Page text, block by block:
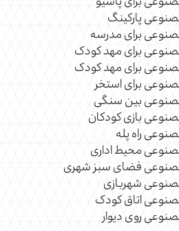
پارکینگ
برای مدرسه
برای مهد کودک
برای مهد کودک
برای استخر
بین سنگی
بازی کودکان
راه پله
محیط اداری
فضای سبز شهری
شهربازی
اتاق کودک
روی دیوار